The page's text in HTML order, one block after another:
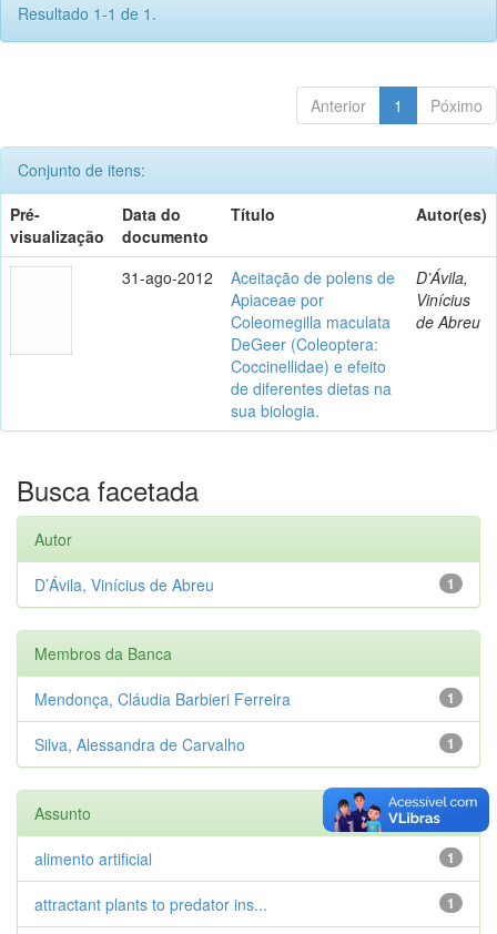
Resultado 1-1 de 1.
Anterior 1 Póximo
Conjunto de itens:
Pré-
visualização
Data do
documento
Título Autor(es)
31-ago-2012
Aceitação de polens de
Apiaceae por
Coleomegilla maculata
DeGeer (Coleoptera:
Coccinellidae) e efeito
de diferentes dietas na
sua biologia.
D’Ávila,
Vinícius
de Abreu
Busca facetada
Autor
1
D’Ávila, Vinícius de Abreu
Membros da Banca
1
Mendonça, Cláudia Barbieri Ferreira
1
Silva, Alessandra de Carvalho
Assunto
1
alimento artificial
1
attractant plants to predator ins...